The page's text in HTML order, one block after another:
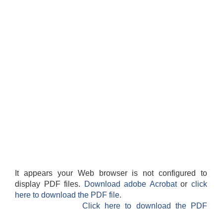
It appears your Web browser is not configured to
display PDF files.
Download adobe Acrobatorclick
here to download the PDF file.
Click here to download the PDF